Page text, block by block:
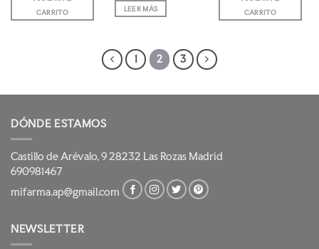
26,35 €.
CARRITO
LEER MÁS 25,95 €.
CARRITO
1 2 3
DÓNDE ESTAMOS
Castillo de Arévalo, 9 28232 Las Rozas Madrid
690981467
mifarma.ap@gmail.com
NEWSLETTER